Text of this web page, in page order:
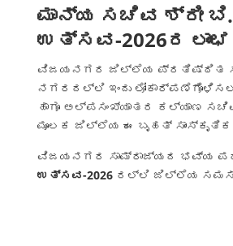
ಮಾನ್ಯ ಸಚಿವ ಶ್ರೀ
ಉತ್ಸವ-2026ರ
ವಿಜಯನಗರ ಜಿಲ್ಲೆಯ ಪ್ರತಿಷ್ಠಿತ
ನಗರದಲ್ಲಿ ಇಂದು
ಹಾಗೂ ಅಲ್ಪಸಂಖ್ಯಾತರ ಕಲ್ಯಾಣ
ಮೂಲಕ ಜಿಲ್ಲೆಯ ಈ ಬೃಹತ್
ವಿಜಯನಗರ ಸಾಮ್ರಾಜ್ಯದ ಭವ್ಯ
ಉತ್ಸವ-2026 ರಲ್ಲಿ ಜಿಲ್ಲೆಯ ಸಮಸ್ತ